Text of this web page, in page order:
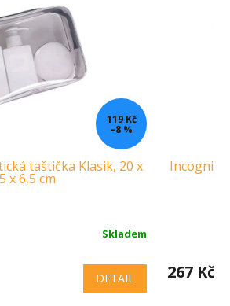
119 Kč
–8 %
taštička Klasik, 20 x
x 6,5 cm
Skladem
DETAIL
Incognito
267 Kč